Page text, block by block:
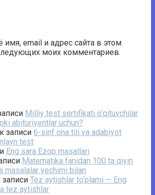
имя, email и адрес сайта в этом
моих комментариев.
Milliy test sertifikati o‘qituvchilar
abituriyentlar uchun?
к записи 6-sinf ona tili va adabiyot
test
Eng sara Ezop masallari
Matematika fanidan 100 ta qiyin
masalalar yechimi bilan
записи Tez aytishlar to‘plami — Eng
tez aytishlar